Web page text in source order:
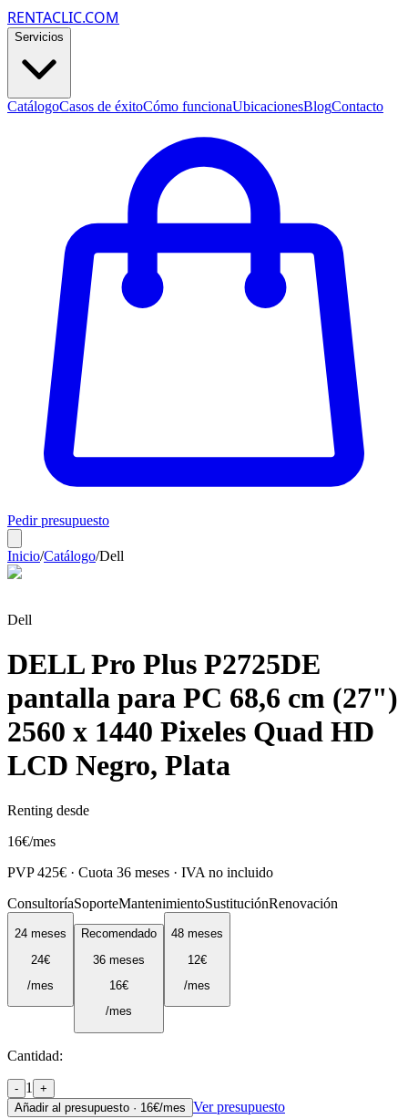
RENTACLIC.COM
Servicios
CatálogoCasos de éxitoCómo funcionaUbicacionesBlogContacto
Pedir presupuesto
Inicio/Catálogo/Dell
Dell
DELL Pro Plus P2725DE
pantalla para PC 68,6 cm (27")
2560 x 1440 Pixeles Quad HD
LCD Negro, Plata
Renting desde
16€/mes
PVP425€ · Cuota 36 meses · IVA no incluido
ConsultoríaSoporteMantenimientoSustituciónRenovación
24 meses
24€
/mes
Recomendado
36 meses
16€
/mes
48 meses
12€
/mes
Cantidad:
- 1
+
Añadir al presupuesto · 16€/mes Ver presupuesto